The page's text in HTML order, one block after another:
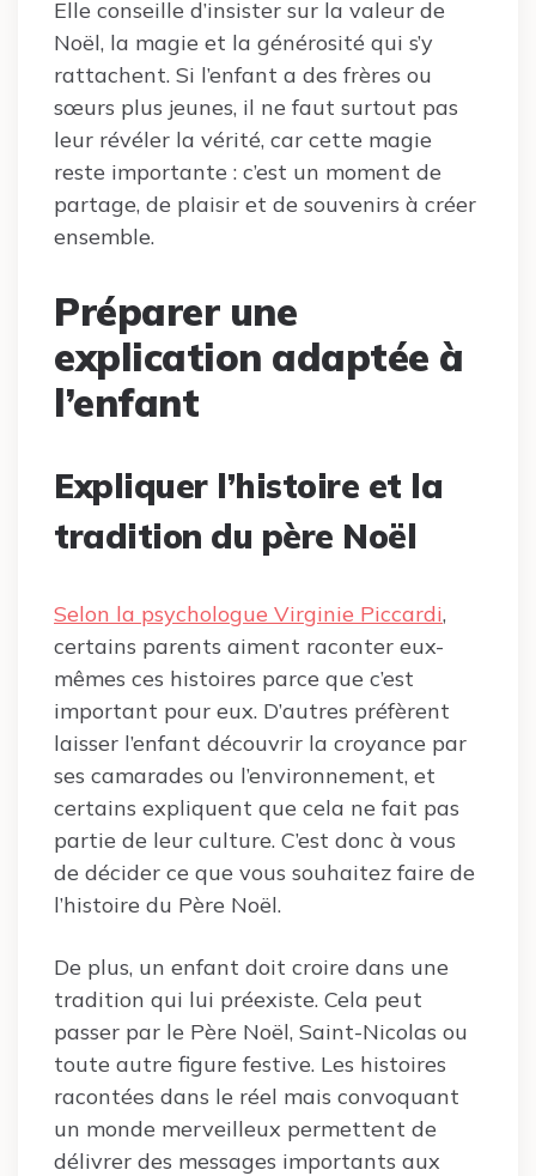
Elle conseille d’insister sur la valeur de
Noël, la magie et la générosité qui s’y
rattachent. Si l’enfant a des frères ou
sœurs plus jeunes, il ne faut surtout pas
leur révéler la vérité, car cette magie
reste importante : c’est un moment de
partage, de plaisir et de souvenirs à créer
ensemble.
Préparer une
explication adaptée à
l’enfant
Expliquer l’histoire et la
tradition du père Noël
Selon la psychologue Virginie Piccardi,
certains parents aiment raconter eux-
mêmes ces histoires parce que c’est
important pour eux. D’autres préfèrent
laisser l’enfant découvrir la croyance par
ses camarades ou l’environnement, et
certains expliquent que cela ne fait pas
partie de leur culture. C’est donc à vous
de décider ce que vous souhaitez faire de
l’histoire du Père Noël.
De plus, un enfant doit croire dans une
tradition qui lui préexiste. Cela peut
passer par le Père Noël, Saint-Nicolas ou
toute autre figure festive. Les histoires
racontées dans le réel mais convoquant
un monde merveilleux permettent de
délivrer des messages importants aux